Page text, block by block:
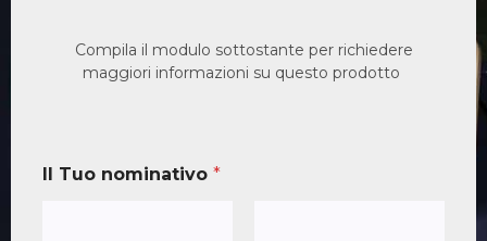
Compila il modulo sottostante per richiedere
maggiori informazioni su questo prodotto
Il Tuo nominativo *